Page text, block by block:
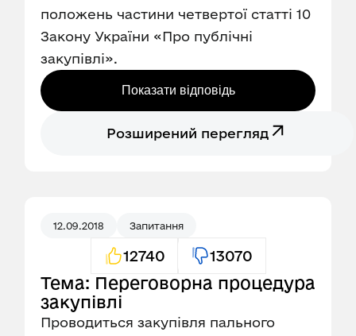
положень частини четвертої статті 10
Закону України «Про публічні
закупівлі».
Показати відповідь
Розширений перегляд
12.09.2018 Запитання
12740 13070
Тема: Переговорна процедура
закупівлі
Проводиться закупівля пального